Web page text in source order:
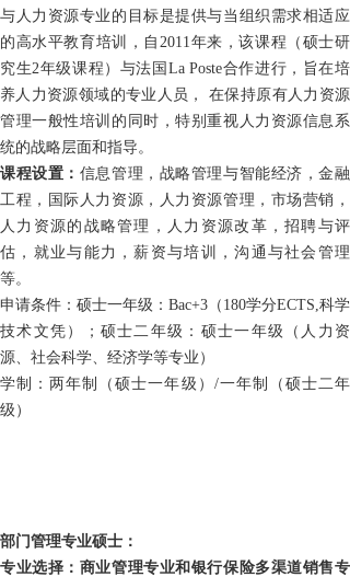
与人力资源专业的目标是提供与当组织需求相适应
的高水平教育培训，自2011年来，该课程（硕士研
究生2年级课程）与法国 La Poste合作进行，旨在培
养人力资源领域的专业人员， 在保持原有人力资源
管理一般性培训的同时，特别重视人力资源信息系
统的战略层面和指导。
课程设置： 信息管理，战略管理与智能经济，金融
工程，国际人力资源，人力资源管理，市场营销，
人力资源的战略管理，人力资源改革，招聘与评
估，就业与能力，薪资与培训，沟通与社会管理
等。
申请条件： 硕士一年级：Bac+3（ 180学分ECTS,科学
技术文凭）；硕士二年级：硕士一年级（人力资
源、社会科学、经济学等专业）
学制：两年制（硕士一年级）/一年制（硕士二年
级）
部门管理专业硕士：
专业选择：商业管理专业和银行保险多渠道销售专